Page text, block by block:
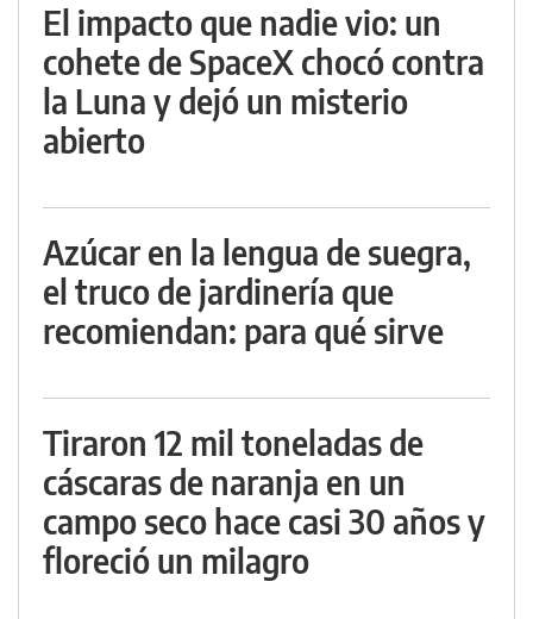
El impacto que nadie vio: un
cohete de SpaceX chocó contra
la Luna y dejó un misterio
abierto
Azúcar en la lengua de suegra,
el truco de jardinería que
recomiendan: para qué sirve
Tiraron 12 mil toneladas de
cáscaras de naranja en un
campo seco hace casi 30 años y
floreció un milagro